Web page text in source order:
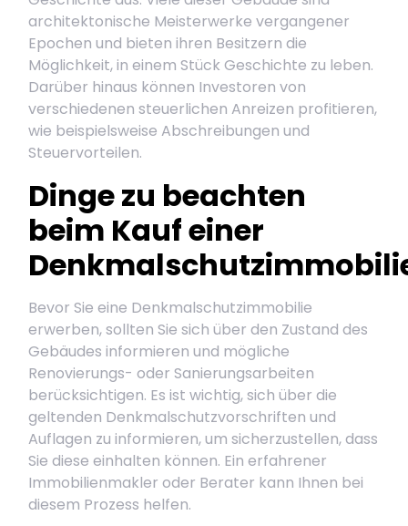
architektonische Meisterwerke vergangener
Epochen und bieten ihren Besitzern die
Möglichkeit, in einem Stück Geschichte zu leben.
Darüber hinaus können Investoren von
verschiedenen steuerlichen Anreizen profitieren,
wie beispielsweise Abschreibungen und
Steuervorteilen.
Dinge zu beachten
beim Kauf einer
Bevor Sie eine Denkmalschutzimmobilie
erwerben, sollten Sie sich über den Zustand des
Gebäudes informieren und mögliche
Renovierungs- oder Sanierungsarbeiten
berücksichtigen. Es ist wichtig, sich über die
geltenden Denkmalschutzvorschriften und
Auflagen zu informieren, um sicherzustellen, dass
Sie diese einhalten können. Ein erfahrener
Immobilienmakler oder Berater kann Ihnen bei
diesem Prozess helfen.